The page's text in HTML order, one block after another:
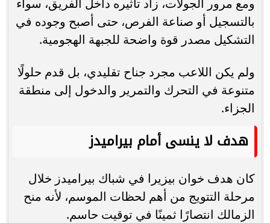
بالتسجيل أو صناعة الفرص، حتى أصبح وجوده في
التشكيل مصدر قوة واضحة للجبهة الهجومية.
ولم يكن اللاعب مجرد جناح تقليدي، بل قدم حلولًا
متنوعة في التحرك والتمرير والدخول إلى منطقة
الجزاء.
هدف لا ينسى أمام بيراميدز
كان هدف خوان بيزيرا في شباك بيراميدز خلال
مرحلة التتويج من أهم لحظات الموسم، لأنه منح
الزمالك انتصارًا ثمينًا في توقيت حاسم.